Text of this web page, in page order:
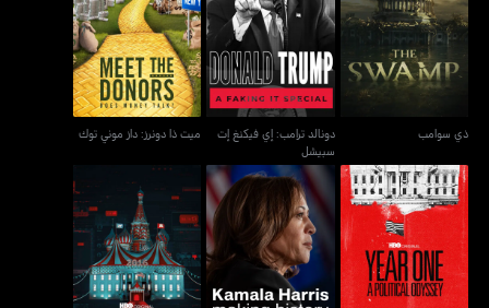
ذي سوامب
ذي سوامب
دونالد ترامب: إي فيكنغ إت
سبيشل
دونالد ترامب: إي فيكنغ إت
سبيشل
ميت ذا دونرز: داز موني توك
ميت ذا دونرز: داز موني توك
يير ون: إي بوليتيكال أوديسي
كامالا هاريس: ميكينغ
هيستوري
إيجنتس أوف كايوس